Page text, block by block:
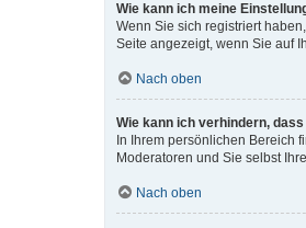
Wie kann ich meine
Wenn Sie sich registriert
Seite angezeigt, wenn Sie auf
Nach oben
Wie kann ich verhindern,
In Ihrem persönlichen Bereich
Moderatoren und Sie selbst
Nach oben